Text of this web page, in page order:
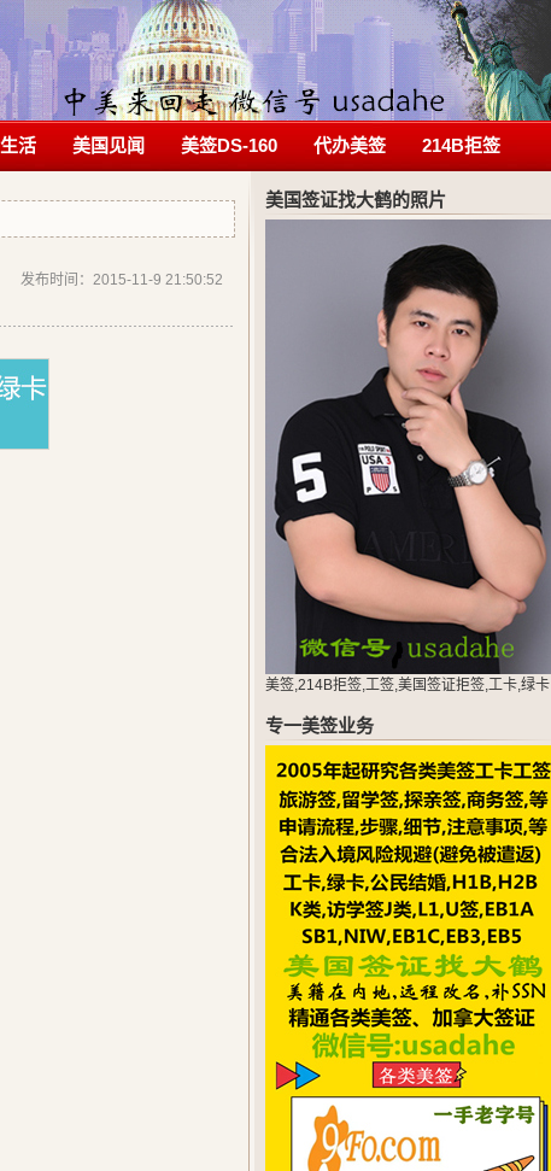
活 美国见闻 美签DS-160 代办美签 214B拒签
发布时间：2015-11-9 21:50:52
美国签证找大鹤的照片
美签,214B拒签,工签,美国签证拒签,工卡,绿卡
专一美签业务